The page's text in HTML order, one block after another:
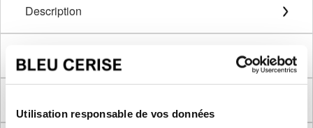
Utilisation responsable de vos données
Description
Méthode de mesure